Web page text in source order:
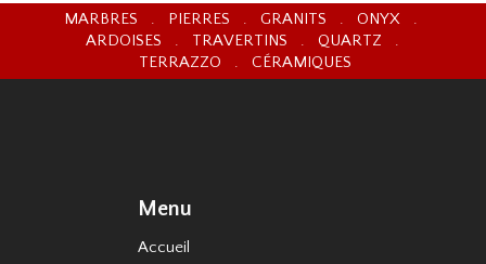
MARBRES . PIERRES . GRANITS . ONYX .
ARDOISES . TRAVERTINS . QUARTZ .
TERRAZZO . CÉRAMIQUES
Menu
Accueil